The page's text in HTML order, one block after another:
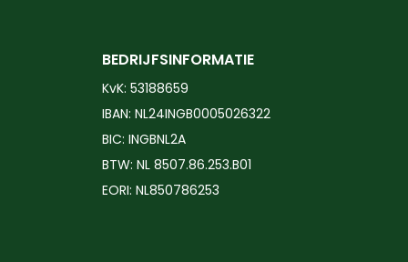
BEDRIJFSINFORMATIE
KvK: 53188659
IBAN: NL24INGB0005026322
BIC: INGBNL2A
BTW: NL 8507.86.253.B01
EORI: NL850786253